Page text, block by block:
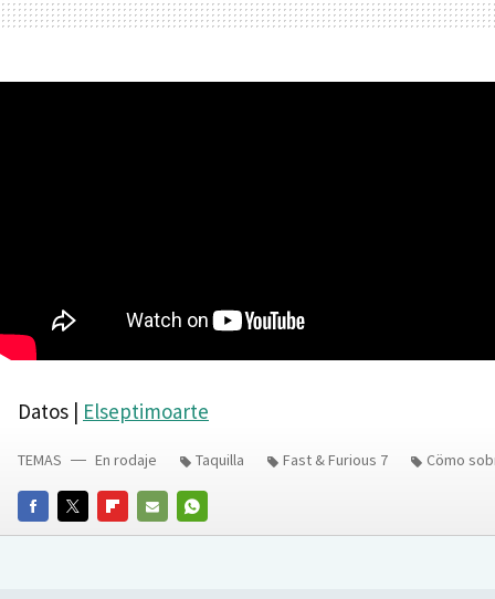
Datos | Elseptimoarte
FACEBOOKTWITTERFLIPBOARD
E-
WHATSAPP
TEMAS En rodaje Taquilla Fast & Furious 7 Cömo